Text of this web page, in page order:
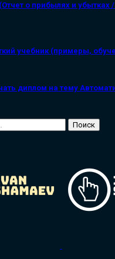
о прибылях и убытках
учебник (примеры,
диплом на тему